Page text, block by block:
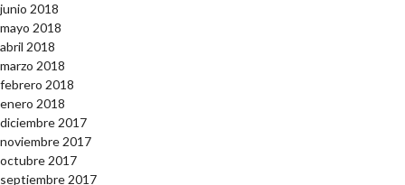
junio 2018
mayo 2018
abril 2018
marzo 2018
febrero 2018
enero 2018
diciembre 2017
noviembre 2017
octubre 2017
septiembre 2017